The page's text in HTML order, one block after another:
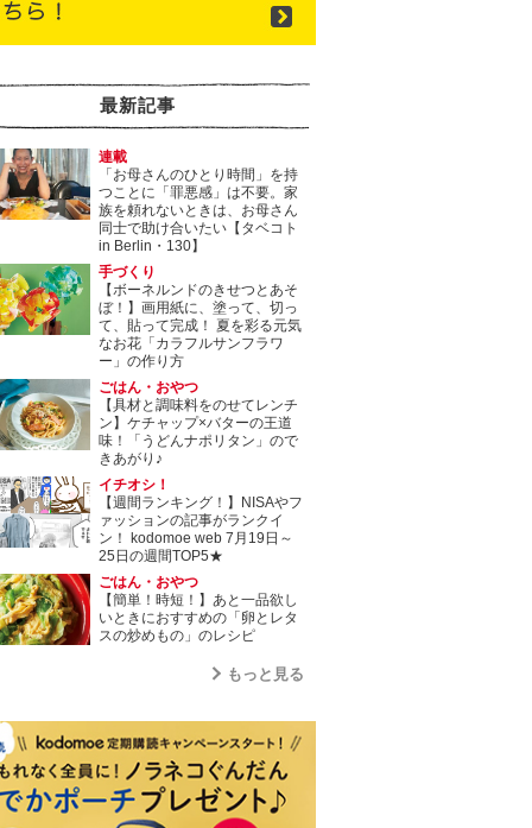
最新記事
連載
「お母さんのひとり時間」を持
つことに「罪悪感」は不要。家
族を頼れないときは、お母さん
同士で助け合いたい【タベコト
in Berlin・130】
手づくり
【ボーネルンドのきせつとあそ
ぼ！】画用紙に、塗って、切っ
て、貼って完成！ 夏を彩る元気
なお花「カラフルサンフラワ
ー」の作り方
ごはん・おやつ
【具材と調味料をのせてレンチ
ン】ケチャップ×バターの王道
味！「うどんナポリタン」ので
きあがり♪
イチオシ！
【週間ランキング！】NISAやフ
ァッションの記事がランクイ
ン！ kodomoe web 7月19日～
25日の週間TOP5★
ごはん・おやつ
【簡単！時短！】あと一品欲し
いときにおすすめの「卵とレタ
スの炒めもの」のレシピ
もっと見る